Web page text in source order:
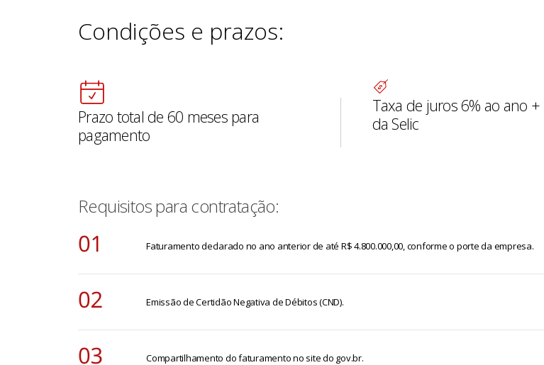
Condições e prazos:
Prazo total de 60 meses para
pagamento
Taxa de juros 6% ao ano +
da Selic
Requisitos para contratação:
Faturamento declarado no ano anterior de até R$ 4.800.000,00, conforme o porte da empresa.
Emissão de Certidão Negativa de Débitos (CND).
Compartilhamento do faturamento no site do gov.br.